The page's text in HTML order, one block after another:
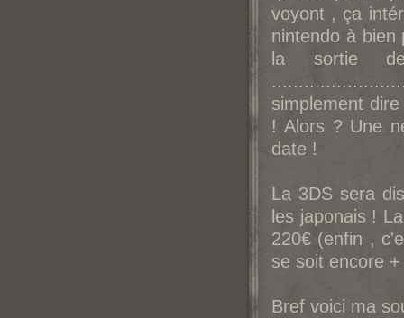
voyont , ça
nintendo à bien
la sortie
simplement
! Alors ? Une
date !
La 3DS sera
les japonais !
220€ (enfin ,
se soit encore
Bref voici ma